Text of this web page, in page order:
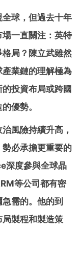
球，但過去十年
一直關注：英特
局？陳立武雖然
業鏈的理解極為
投資布局或跨國
優勢。
風險持續升高，
必承擔更重要的
深度參與全球晶
等公司都有密
需的。他的到
製程和製造策